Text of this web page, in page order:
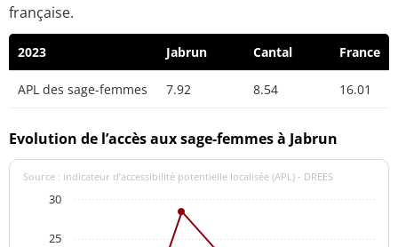
française.
2023 Jabrun Cantal France
APL des sage-femmes 7.92 8.54 16.01
Evolution de l’accès aux sage-femmes à Jabrun
Source : indicateur d’accessibilité potentielle localisée (APL) - DREES
25
30